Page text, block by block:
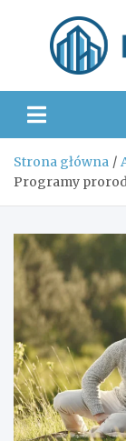
Strona główna
Programy